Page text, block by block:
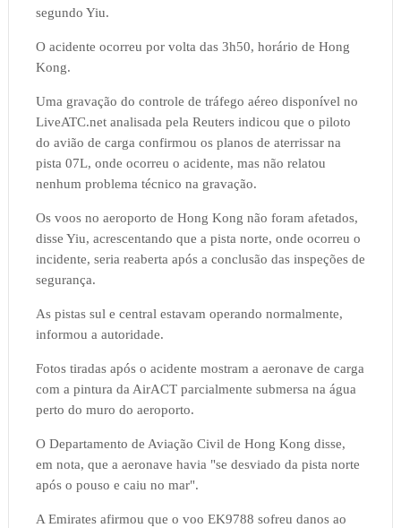
segundo Yiu.
O acidente ocorreu por volta das 3h50, horário de Hong
Kong.
Uma gravação do controle de tráfego aéreo disponível no
LiveATC.net analisada pela Reuters indicou que o piloto
do avião de carga confirmou os planos de aterrissar na
pista 07L, onde ocorreu o acidente, mas não relatou
nenhum problema técnico na gravação.
Os voos no aeroporto de Hong Kong não foram afetados,
disse Yiu, acrescentando que a pista norte, onde ocorreu o
incidente, seria reaberta após a conclusão das inspeções de
segurança.
As pistas sul e central estavam operando normalmente,
informou a autoridade.
Fotos tiradas após o acidente mostram a aeronave de carga
com a pintura da AirACT parcialmente submersa na água
perto do muro do aeroporto.
O Departamento de Aviação Civil de Hong Kong disse,
em nota, que a aeronave havia "se desviado da pista norte
após o pouso e caiu no mar".
A Emirates afirmou que o voo EK9788 sofreu danos ao